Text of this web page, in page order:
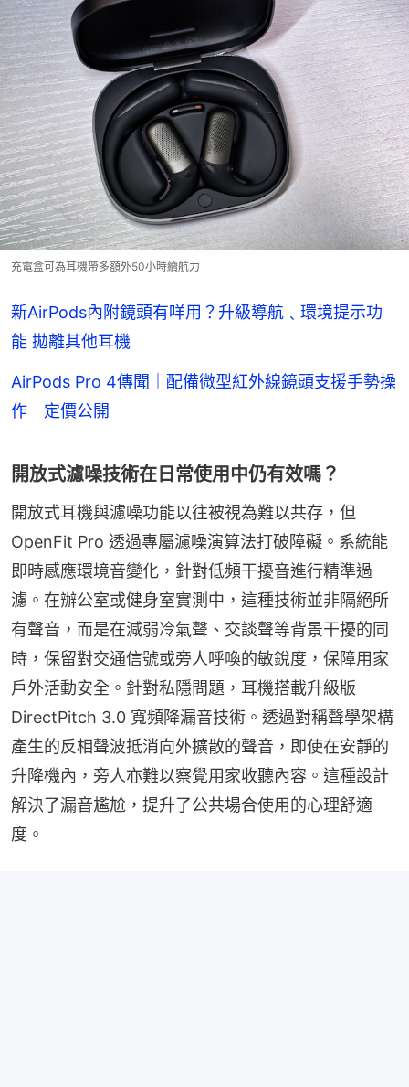
充電盒可為耳機帶多額外50小時續航力
新AirPods內附鏡頭有咩用？升級導航﹑環境提示功
能 拋離其他耳機
AirPods Pro 4傳聞｜配備微型紅外線鏡頭支援手勢操
作 定價公開
開放式濾噪技術在日常使用中仍有效嗎？
開放式耳機與濾噪功能以往被視為難以共存，但
OpenFit Pro 透過專屬濾噪演算法打破障礙。系統能
即時感應環境音變化，針對低頻干擾音進行精準過
濾。在辦公室或健身室實測中，這種技術並非隔絕所
有聲音，而是在減弱冷氣聲、交談聲等背景干擾的同
時，保留對交通信號或旁人呼喚的敏銳度，保障用家
戶外活動安全。針對私隱問題，耳機搭載升級版
DirectPitch 3.0 寬頻降漏音技術。透過對稱聲學架構
產生的反相聲波抵消向外擴散的聲音，即使在安靜的
升降機內，旁人亦難以察覺用家收聽內容。這種設計
解決了漏音尷尬，提升了公共場合使用的心理舒適
度。